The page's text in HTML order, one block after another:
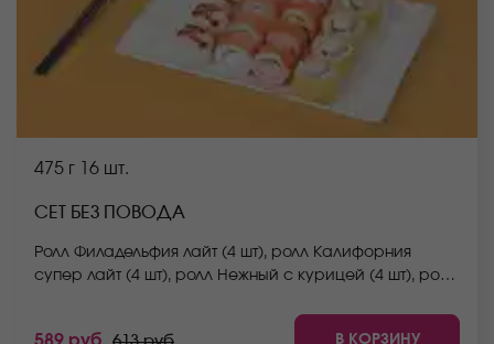
475 г 16 шт.
СЕТ БЕЗ ПОВОДА
Ролл Филадельфия лайт (4 шт), ролл Калифорния
супер лайт (4 шт), ролл Нежный с курицей (4 шт), ролл
соевый соус. Они не входят в стоимость заказа.
613 руб В КОРЗИНУ